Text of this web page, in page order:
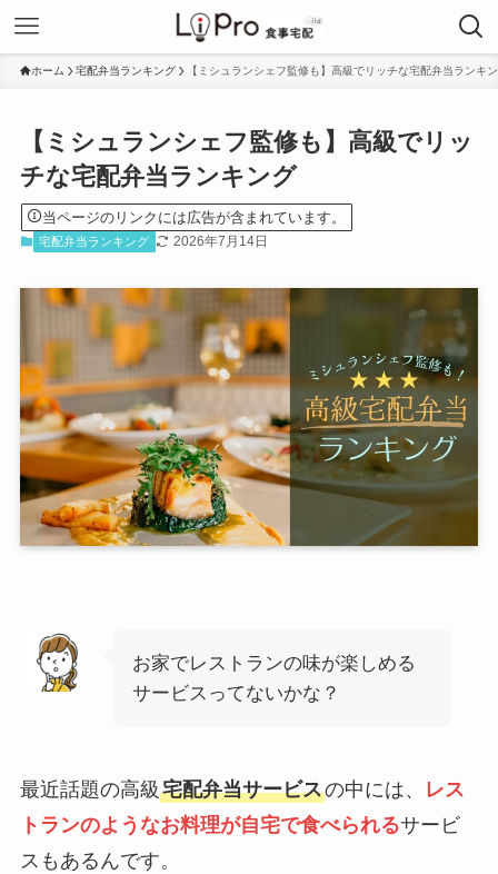
ホーム 宅配弁当ランキング 【ミシュランシェフ監修も】高級でリッチな宅配弁当ランキ
【ミシュランシェフ監修も】高級でリッ
チな宅配弁当ランキング
当ページのリンクには広告が含まれています。
宅配弁当ランキング 2026年7月14日
お家でレストランの味が楽しめる
サービスってないかな？
最近話題の高級宅配弁当サービスの中には、
レス
トランのようなお料理が自宅で食べられるサービ
スもあるんです。